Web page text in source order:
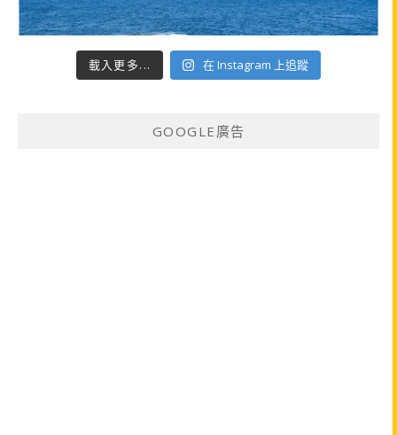
載入更多... 在 Instagram 上追蹤
GOOGLE廣告